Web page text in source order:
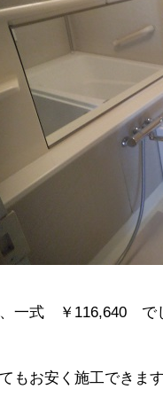
一式 ￥116,640 で
もお安く施工できま